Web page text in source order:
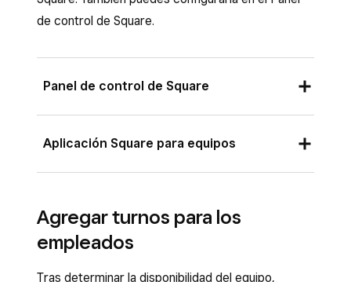
de control de Square.
Panel de control de Square
permisos correspondientes pueden gestionar la
disponibilidad del equipo a través del
Inicia sesión en el Panel de control de
Square y ve a
Disponibilidad
Aplicación Square para equipos
Square para equipos. Cada empleado tiene un
máximo de cuatro bloques de disponibilidad.
Agregar turnos para los
empleados
Tras determinar la disponibilidad del equipo,